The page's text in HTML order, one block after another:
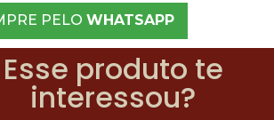
PELO WHATSAPP
Esse produto te
interessou?